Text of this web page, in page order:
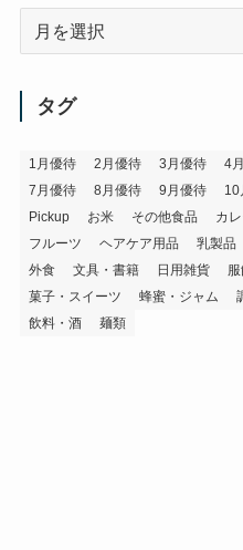
タグ
1月優待 2月優待 3月優待 4
7月優待
8月優待 9月優待 10
Pickup
お米 その他食品 カ
フルーツ
ヘアケア用品 乳製品
外食
文具・書籍 日用雑貨
菓子・スイーツ
蜂蜜・ジャム
飲料・酒
麺類